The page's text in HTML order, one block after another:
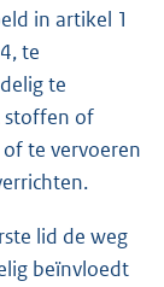
in artikel 1
te
te
stoffen of
te vervoeren
lid de weg
beïnvloedt